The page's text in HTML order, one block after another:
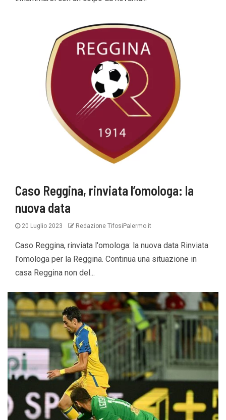
Caso Reggina, rinviata l’omologa: la
nuova data
20 Luglio 2023 Redazione TifosiPalermo.it
Caso Reggina, rinviata l'omologa: la nuova data Rinviata
l'omologa per la Reggina. Continua una situazione in
casa Reggina non del...